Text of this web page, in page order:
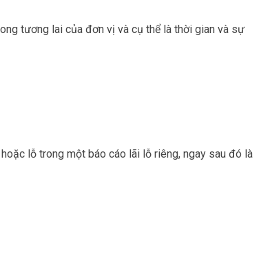
tương lai của đơn vị và cụ thể là thời gian và sự
lỗ trong một báo cáo lãi lỗ riêng, ngay sau đó là